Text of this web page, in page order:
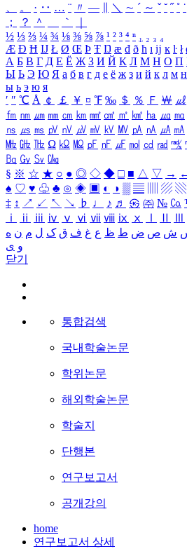
、
。 · ‥ … ¨ 〃 ― ＼ ∼ ´ ～ ˇ ˘ ˝ ˚ ˙
；
？ ＾ ｀
½ ⅓ ⅔ ¼ ¾ ⅛ ⅜ ⅝ ⅞ ¹ ² ³ ⁴ ⁿ ₁ ₂ ₃ ₄
Æ Ð Ħ Ĳ Ł Ø Œ Þ Ŧ Ŋ æ đ ð ħ ı ĳ ĸ ŀ ł
А Б В Г Д Е Ё Ж З И Й К Л М Н О П
Ы Ь Э Ю Я а б в г д е ё ж з и й к л м н
ы ь э ю я
′ ″ ℃ Å ￠ ￡ ￥ ¤ ℉ ‰ ＄ ％ Ｆ ￦ ㎕
㎙ ㎚ ㎛ ㎜ ㎝ ㎞ ㎟ ㎠ ㎡ ㎢ ㏊ ㎍ ㎎
㎱ ㎲ ㎳ ㎴ ㎵ ㎶ ㎷ ㎸ ㎹ ㎀ ㎁ ㎂ ㎃
㎒ ㎓ ㎔ Ω ㏀ ㏁ ㎊ ㎋ ㎌ ㏖ ㏅ ㎭ ㎮
㏃ ㏉ ㏜ ㏆
§ ※ ☆ ★ ○ ● ◎ ◇ ◆ □ ■ △ ▽ →
♠ ♡ ♥ ♧ ♣ ⊙ ◈ ▣ ◐ ◑ ▒ ▤ ▨ ▧
‡ ↕ ↗ ↙ ↖ ↘ ♭ ♩ ♪ ♬ ㉿ ㈜ № ㏇
ⅰ
ⅱ ⅲ ⅳ ⅴ ⅵ ⅶ ⅷ ⅸ ⅹ
ش ص ض ط ظ ع غ ف ق ک ل م ن ه
و ی
닫기
통합검색
국내학술논문
학위논문
해외학술논문
학술지
단행본
연구보고서
공개강의
home
연구보고서 상세